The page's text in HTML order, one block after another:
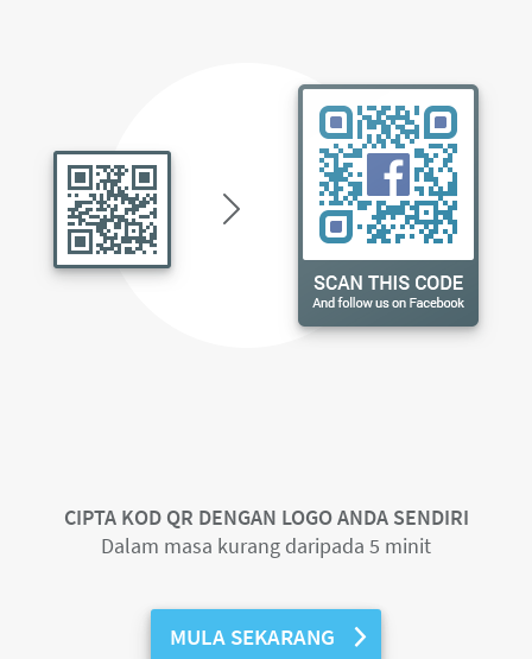
CIPTA KOD QR DENGAN LOGO ANDA SENDIRI
Dalam masa kurang daripada 5 minit
MULA SEKARANG